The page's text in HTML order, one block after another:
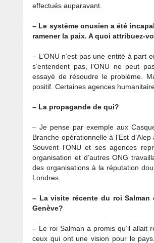
effectués auparavant.
– Le système onusien a été
ramener la paix. A quoi attribuez-
– L’ONU n’est pas une entité à
s’entendent pas, l’ONU ne peut
essayé de résoudre le problème.
positif. Certaines agences
– La propagande de qui?
– Je pense par exemple aux
Branche opérationnelle à l’Est
Souvent l’ONU et ses agences
organisation et d’autres ONG
des organisations à la réputation
Londres.
– La visite récente du roi Salman
Genève?
– Le roi Salman a promis qu’il allait
ceux qui ont une vision pour le